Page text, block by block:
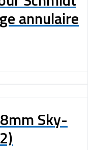
annulaire
Sky-